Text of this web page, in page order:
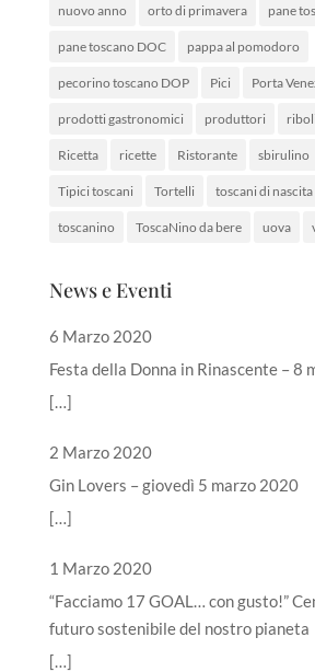
nuovo anno orto di primavera pane
pane toscano DOC pappa al pomodoro
pecorino toscano DOP Pici Porta
prodotti gastronomici produttori
Ricetta ricette Ristorante sbirulino
Tipici toscani Tortelli toscani di
toscanino ToscaNino da bere uova
News e Eventi
6 Marzo 2020
Festa della Donna in Rinascente – 8
[…]
2 Marzo 2020
Gin Lovers – giovedì 5 marzo 2020
[…]
1 Marzo 2020
“Facciamo 17 GOAL… con gusto!”
futuro sostenibile del nostro pianeta
[…]